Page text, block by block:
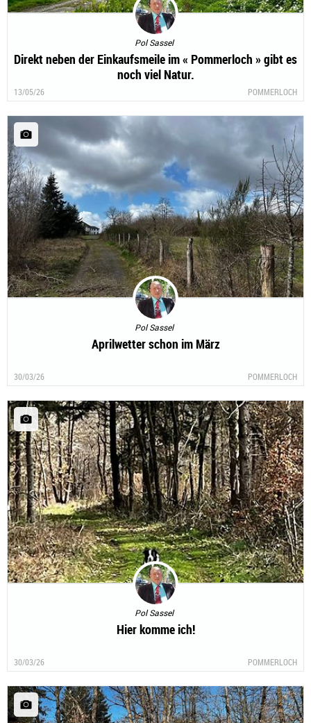
Pol Sassel
Direkt neben der Einkaufsmeile im « Pommerloch » gibt es
noch viel Natur.
13/05/26 POMMERLOCH
Pol Sassel
Aprilwetter schon im März
30/03/26 POMMERLOCH
Pol Sassel
Hier komme ich!
30/03/26 POMMERLOCH